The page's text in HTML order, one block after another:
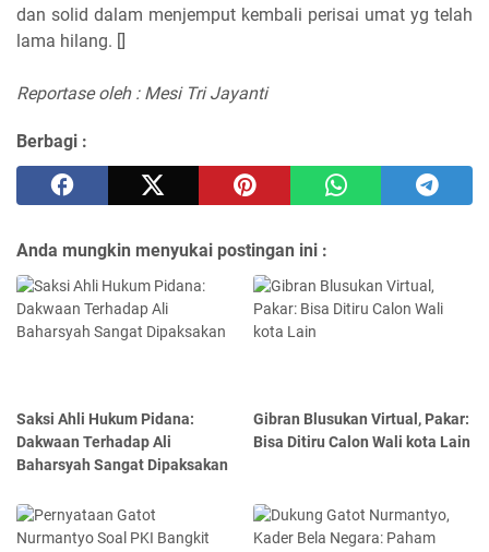
dan solid dalam menjemput kembali perisai umat yg telah
lama hilang. []
Reportase oleh : Mesi Tri Jayanti
Berbagi :
Anda mungkin menyukai postingan ini :
Saksi Ahli Hukum Pidana:
Dakwaan Terhadap Ali
Baharsyah Sangat Dipaksakan
Gibran Blusukan Virtual, Pakar:
Bisa Ditiru Calon Wali kota Lain